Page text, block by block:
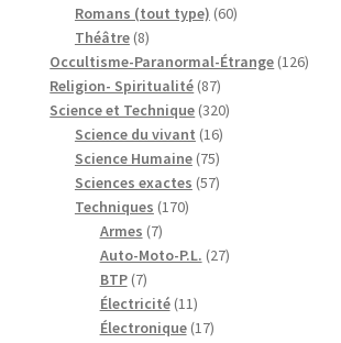
Romans (tout type) 6060
Théâtre 88
produits
Occultisme-Paranormal-Étrange 126126
Religion- Spiritualité 8787
produits
Science et Technique 320320
Science du vivant 1616
produits
Science Humaine 7575
produits
Sciences exactes 5757
Techniques 170170
Armes 77
produits
Auto-Moto-P.L. 2727
BTP 77
produits
Électricité 1111
produits
Électronique 1717